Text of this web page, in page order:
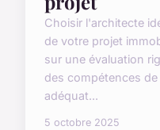
Choisir l'architecte
de votre projet
sur une évaluation
des compétences
adéquat...
5 octobre 2025